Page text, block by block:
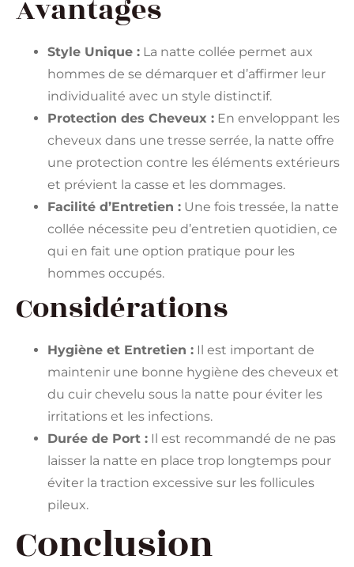
Avantages
Style Unique : La natte collée permet aux
hommes de se démarquer et d’affirmer leur
individualité avec un style distinctif.
Protection des Cheveux : En enveloppant les
cheveux dans une tresse serrée, la natte offre
une protection contre les éléments extérieurs
et prévient la casse et les dommages.
Facilité d’Entretien : Une fois tressée, la natte
collée nécessite peu d’entretien quotidien, ce
qui en fait une option pratique pour les
hommes occupés.
Considérations
Hygiène et Entretien : Il est important de
maintenir une bonne hygiène des cheveux et
du cuir chevelu sous la natte pour éviter les
irritations et les infections.
Durée de Port : Il est recommandé de ne pas
laisser la natte en place trop longtemps pour
éviter la traction excessive sur les follicules
pileux.
Conclusion